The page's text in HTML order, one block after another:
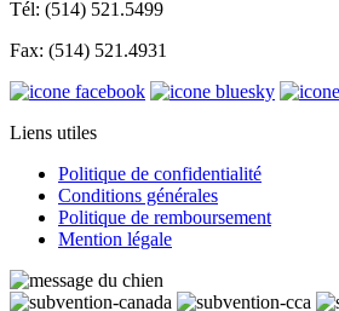
Tél: (514) 521.5499
Fax: (514) 521.4931
Liens utiles
Politique de confidentialité
Conditions générales
Politique de remboursement
Mention légale